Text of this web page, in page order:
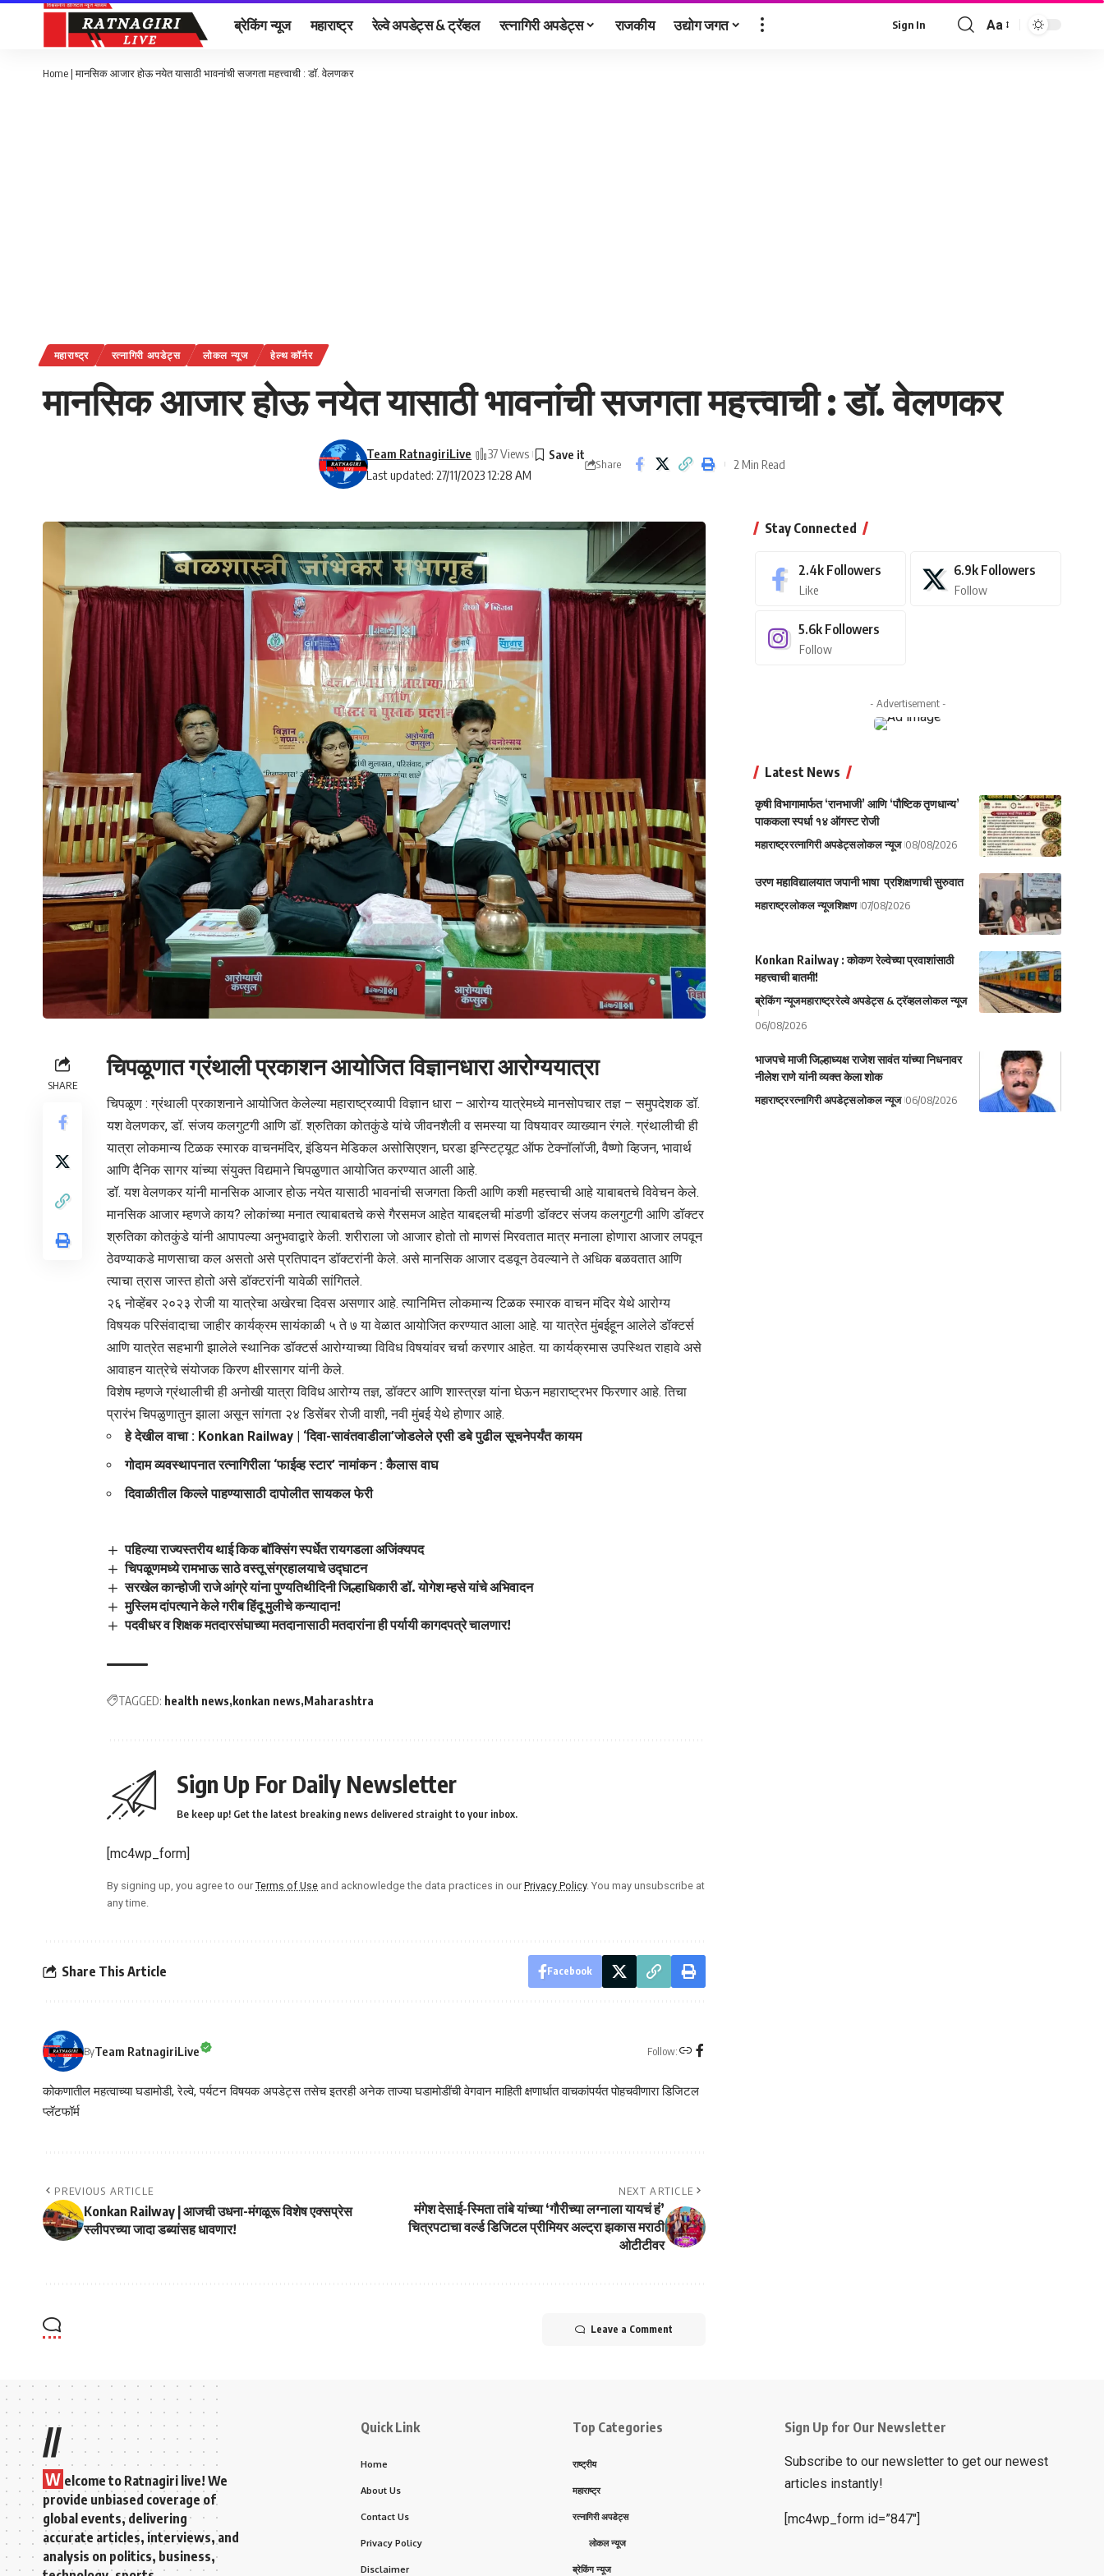
ब्रेकिंग न्यूज महाराष्ट्र रेल्वे अपडेट्स & ट्रॅव्हल रत्नागिरी अपडेट्स राजकीय उद्योग जगत Sign In
Font
Aa
Home |मानसिक आजार होऊ नयेत यासाठी भावनांची सजगता महत्त्वाची : डॉ. वेलणकर
महाराष्ट्र रत्नागिरी अपडेट्स लोकल न्यूज हेल्थ कॉर्नर
मानसिक आजार होऊ नयेत यासाठी भावनांची सजगता महत्त्वाची : डॉ. वेलणकर
Last updated: 27/11/2023 12:28 AM
Team RatnagiriLive 37 Views
Share 2 Min Read
SHARE
चिपळूणात ग्रंथाली प्रकाशन आयोजित विज्ञानधारा आरोग्ययात्रा
चिपळूण : ग्रंथाली प्रकाशनाने आयोजित केलेल्या महाराष्ट्रव्यापी विज्ञान धारा – आरोग्य यात्रेमध्ये मानसोपचार तज्ञ – समुपदेशक डॉ.
यश वेलणकर, डॉ. संजय कलगुटगी आणि डॉ. श्रुतिका कोतकुंडे यांचे जीवनशैली व समस्या या विषयावर व्याख्यान रंगले. ग्रंथालीची ही
यात्रा लोकमान्य टिळक स्मारक वाचनमंदिर, इंडियन मेडिकल असोसिएशन, घरडा इन्स्टिट्यूट ऑफ टेक्नॉलॉजी, वैष्णो व्हिजन, भावार्थ
आणि दैनिक सागर यांच्या संयुक्त विद्यमाने चिपळुणात आयोजित करण्यात आली आहे.
डॉ. यश वेलणकर यांनी मानसिक आजार होऊ नयेत यासाठी भावनांची सजगता किती आणि कशी महत्त्वाची आहे याबाबतचे विवेचन केले.
मानसिक आजार म्हणजे काय? लोकांच्या मनात त्याबाबतचे कसे गैरसमज आहेत याबद्दलची मांडणी डॉक्टर संजय कलगुटगी आणि डॉक्टर
श्रुतिका कोतकुंडे यांनी आपापल्या अनुभवाद्वारे केली. शरीराला जो आजार होतो तो माणसं मिरवतात मात्र मनाला होणारा आजार लपवून
ठेवण्याकडे माणसाचा कल असतो असे प्रतिपादन डॉक्टरांनी केले. असे मानसिक आजार दडवून ठेवल्याने ते अधिक बळवतात आणि
त्याचा त्रास जास्त होतो असे डॉक्टरांनी यावेळी सांगितले.
२६ नोव्हेंबर २०२३ रोजी या यात्रेचा अखेरचा दिवस असणार आहे. त्यानिमित्त लोकमान्य टिळक स्मारक वाचन मंदिर येथे आरोग्य
विषयक परिसंवादाचा जाहीर कार्यक्रम सायंकाळी ५ ते ७ या वेळात आयोजित करण्यात आला आहे. या यात्रेत मुंबईहून आलेले डॉक्टर्स
आणि यात्रेत सहभागी झालेले स्थानिक डॉक्टर्स आरोग्याच्या विविध विषयांवर चर्चा करणार आहेत. या कार्यक्रमास उपस्थित राहावे असे
आवाहन यात्रेचे संयोजक किरण क्षीरसागर यांनी केले.
विशेष म्हणजे ग्रंथालीची ही अनोखी यात्रा विविध आरोग्य तज्ञ, डॉक्टर आणि शास्त्रज्ञ यांना घेऊन महाराष्ट्रभर फिरणार आहे. तिचा
प्रारंभ चिपळुणातुन झाला असून सांगता २४ डिसेंबर रोजी वाशी, नवी मुंबई येथे होणार आहे.
हे देखील वाचा : Konkan Railway | ‘दिवा-सावंतवाडीला’जोडलेले एसी डबे पुढील सूचनेपर्यंत कायम
गोदाम व्यवस्थापनात रत्नागिरीला ‘फाईव्ह स्टार’ नामांकन : कैलास वाघ
दिवाळीतील किल्ले पाहण्यासाठी दापोलीत सायकल फेरी
पहिल्या राज्यस्तरीय थाई किक बॉक्सिंग स्पर्धेत रायगडला अजिंक्यपद
चिपळूणमध्ये रामभाऊ साठे वस्तू संग्रहालयाचे उद्घाटन
सरखेल कान्होजी राजे आंग्रे यांना पुण्यतिथीदिनी जिल्हाधिकारी डॉ. योगेश म्हसे यांचे अभिवादन
मुस्लिम दांपत्याने केले गरीब हिंदू मुलीचे कन्यादान!
पदवीधर व शिक्षक मतदारसंघाच्या मतदानासाठी मतदारांना ही पर्यायी कागदपत्रे चालणार!
TAGGED: health news konkan news Maharashtra
Sign Up For Daily Newsletter
Be keep up! Get the latest breaking news delivered straight to your inbox.
[mc4wp_form]
By signing up, you agree to our Terms of Use and acknowledge the data practices in our Privacy Policy. You may unsubscribe at
any time.
Share This Article Facebook
ByTeam RatnagiriLive Follow:
कोकणातील महत्वाच्या घडामोडी, रेल्वे, पर्यटन विषयक अपडेट्स तसेच इतरही अनेक ताज्या घडामोडींची वेगवान माहिती क्षणार्धात वाचकांपर्यत पोहचवीणारा डिजिटल
प्लॅटफॉर्म
PREVIOUS ARTICLE
Konkan Railway | आजची उधना-मंगळूरू विशेष एक्सप्रेस
स्लीपरच्या जादा डब्यांसह धावणार!
NEXT ARTICLE
मंगेश देसाई-स्मिता तांबे यांच्या ‘गौरीच्या लग्नाला यायचं हं’
चित्रपटाचा वर्ल्ड डिजिटल प्रीमियर अल्ट्रा झकास मराठी
ओटीटीवर
Leave a Comment
Stay Connected
2.4k Followers
Like
6.9k Followers
Follow
5.6k Followers
Follow
- Advertisement -
Latest News
कृषी विभागामार्फत ‘रानभाजी’ आणि ‘पौष्टिक तृणधान्य’
पाककला स्पर्धा १४ ऑगस्ट रोजी
महाराष्ट्ररत्नागिरी अपडेट्सलोकल न्यूज 08/08/2026
उरण महाविद्यालयात जपानी भाषा प्रशिक्षणाची सुरुवात
महाराष्ट्रलोकल न्यूजशिक्षण 07/08/2026
Konkan Railway : कोकण रेल्वेच्या प्रवाशांसाठी
महत्त्वाची बातमी!
ब्रेकिंग न्यूजमहाराष्ट्ररेल्वे अपडेट्स & ट्रॅव्हललोकल न्यूज
06/08/2026
भाजपचे माजी जिल्हाध्यक्ष राजेश सावंत यांच्या निधनावर
नीलेश राणे यांनी व्यक्त केला शोक
महाराष्ट्ररत्नागिरी अपडेट्सलोकल न्यूज 06/08/2026
//
W elcome to Ratnagiri live! We
provide unbiased coverage of
global events, delivering
accurate articles, interviews, and
analysis on politics, business,
Quick Link
Home
About Us
Contact Us
Privacy Policy
Disclaimer
Top Categories
राष्ट्रीय
महाराष्ट्र
रत्नागिरी अपडेट्स
लोकल न्यूज
ब्रेकिंग न्यूज
Sign Up for Our Newsletter
Subscribe to our newsletter to get our newest
articles instantly!
[mc4wp_form id=”847″]